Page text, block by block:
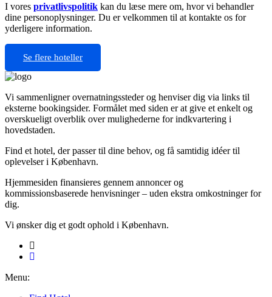
I vores privatlivspolitik kan du læse mere om, hvor vi behandler
dine personoplysninger. Du er velkommen til at kontakte os for
yderligere information.
Se flere hoteller
Vi sammenligner over­natningssteder og henviser dig via links til
eksterne bookingsider. Formålet med siden er at give et enkelt og
overskueligt overblik over mulighederne for indkvartering i
hovedstaden.
Find et hotel, der passer til dine behov, og få samtidig idéer til
oplevelser i København.
Hjemmesiden finansieres gennem annoncer og
kommissionsbaserede henvisninger – uden ekstra omkostninger for
dig.
Vi ønsker dig et godt ophold i København.
Menu: